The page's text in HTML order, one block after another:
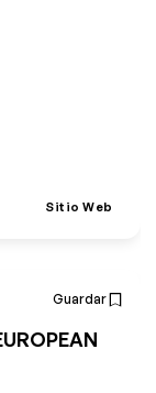
Sitio Web
Guardar